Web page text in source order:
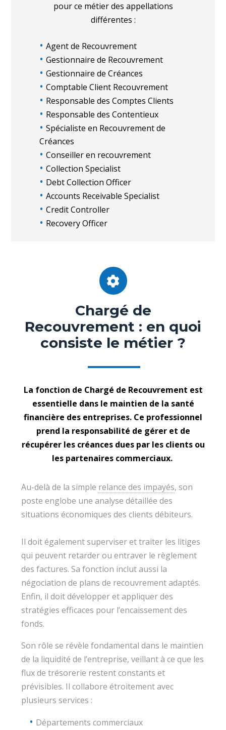
pour ce métier des appellations
différentes :
Agent de Recouvrement
Gestionnaire de Recouvrement
Gestionnaire de Créances
Comptable Client Recouvrement
Responsable des Comptes Clients
Responsable des Contentieux
Spécialiste en Recouvrement de
Créances
Conseiller en recouvrement
Collection Specialist
Debt Collection Officer
Accounts Receivable Specialist
Credit Controller
Recovery Officer
Chargé de
Recouvrement : en quoi
consiste le métier ?
La fonction de Chargé de Recouvrement est
essentielle dans le maintien de la santé
financière des entreprises. Ce professionnel
prend la responsabilité de gérer et de
récupérer les créances dues par les clients ou
les partenaires commerciaux.
Au-delà de la simple relance des impayés, son
poste englobe une analyse détaillée des
situations économiques des clients débiteurs.
Il doit également superviser et traiter les litiges
qui peuvent retarder ou entraver le règlement
des factures. Sa fonction inclut aussi la
négociation de plans de recouvrement adaptés.
Enfin, il doit développer et appliquer des
stratégies efficaces pour l’encaissement des
fonds.
Son rôle se révèle fondamental dans le maintien
de la liquidité de l’entreprise, veillant à ce que les
flux de trésorerie restent constants et
prévisibles. Il collabore étroitement avec
plusieurs services :
Départements commerciaux